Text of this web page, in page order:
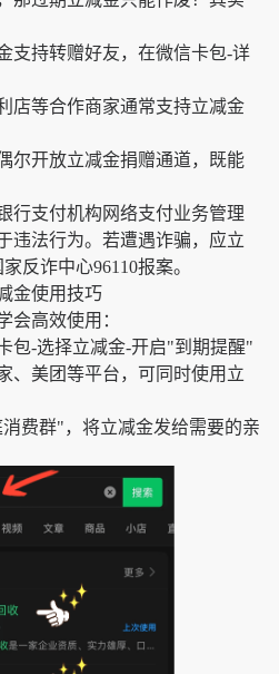
持转赠好友，在微信卡包-详
等合作商家通常支持立减金
开放立减金捐赠通道，既能
支付机构网络支付业务管理
违法行为。若遭遇诈骗，应立
反诈中心96110报案。
使用技巧
高效使用：
-选择立减金-开启"到期提醒"
美团等平台，可同时使用立
群"，将立减金发给需要的亲